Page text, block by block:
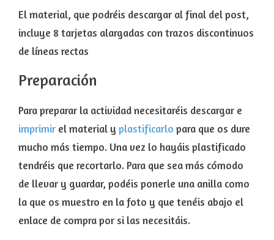
El material, que podréis descargar al final del post,
incluye 8 tarjetas alargadas con trazos discontinuos
de líneas rectas
Preparación
Para preparar la actividad necesitaréis descargar e
imprimir el material y plastificarlo para que os dure
mucho más tiempo. Una vez lo hayáis plastificado
tendréis que recortarlo. Para que sea más cómodo
de llevar y guardar, podéis ponerle una anilla como
la que os muestro en la foto y que tenéis abajo el
enlace de compra por si las necesitáis.